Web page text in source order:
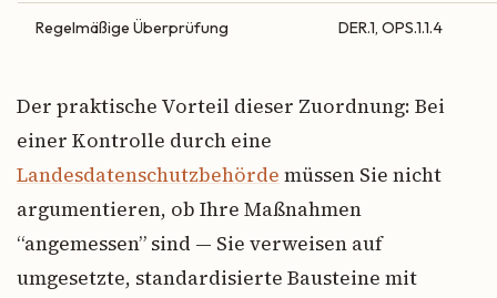
Regelmäßige Überprüfung DER.1, OPS.1.1.4
Der praktische Vorteil dieser Zuordnung: Bei
einer Kontrolle durch eine
Landesdatenschutzbehörde müssen Sie nicht
argumentieren, ob Ihre Maßnahmen
“angemessen” sind — Sie verweisen auf
umgesetzte, standardisierte Bausteine mit